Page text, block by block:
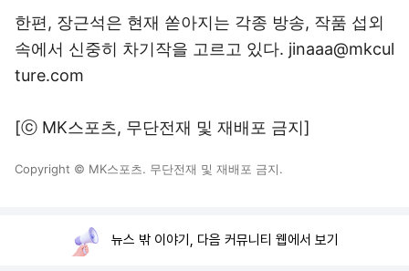
한편, 장근석은 현재 쏟아지는 각종 방송, 작품 섭외
속에서 신중히 차기작을 고르고 있다. jinaaa@mkcul
ture.com
[ⓒ MK스포츠, 무단전재 및 재배포 금지]
Copyright © MK스포츠. 무단전재 및 재배포 금지.
뉴스 밖 이야기, 다음 커뮤니티 웹에서 보기